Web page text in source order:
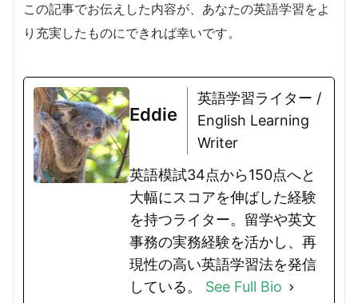
この記事でお伝えした内容が、あなたの英語学習をよ
り充実したものにできれば幸いです。
Eddie
英語学習ライター /
English Learning
Writer
英語模試34点から150点へと
大幅にスコアを伸ばした経験
を持つライター。留学や英文
事務の実務経験を活かし、再
現性の高い英語学習法を発信
している。 See Full Bio